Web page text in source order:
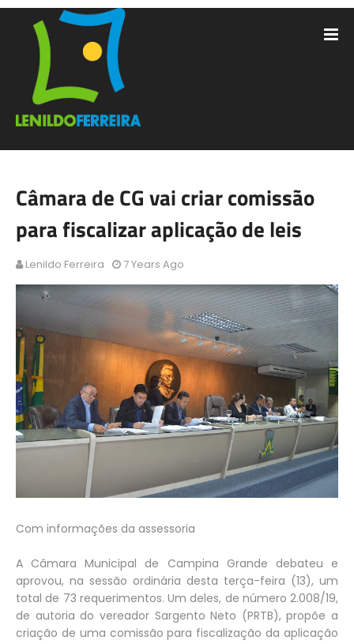
Câmara de CG vai criar comissão
para fiscalizar aplicação de leis
Lenildo Ferreira 7 Years Ago
Com informações da assessoria
A Câmara Municipal de Campina Grande debateu e
aprovou, na sessão ordinária desta terça-feira (13), um
total de 73 requerimentos. Um deles, de número 2.008/19,
de autoria do vereador Sargento Neto (PRTB), propõe a
criação de uma comissão para fiscalização da aplicação